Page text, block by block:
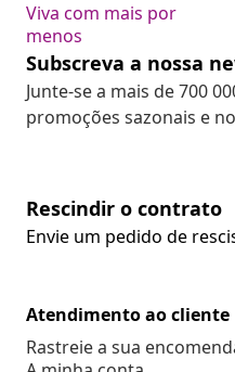
Viva com mais por
menos
Subscreva a nossa
Junte-se a mais de 700
promoções sazonais e
Rescindir o contrato
Envie um pedido de
Atendimento ao cliente
Rastreie a sua